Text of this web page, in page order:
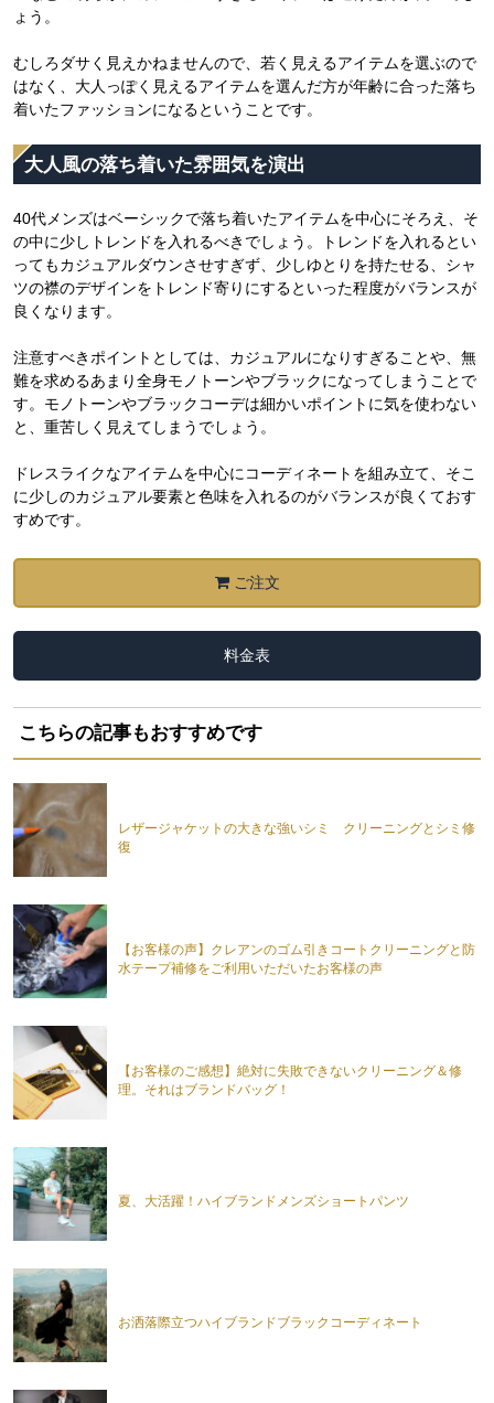
ょう。
むしろダサく見えかねませんので、若く見えるアイテムを選ぶので
はなく、大人っぽく見えるアイテムを選んだ方が年齢に合った落ち
着いたファッションになるということです。
大人風の落ち着いた雰囲気を演出
40代メンズはベーシックで落ち着いたアイテムを中心にそろえ、そ
の中に少しトレンドを入れるべきでしょう。トレンドを入れるとい
ってもカジュアルダウンさせすぎず、少しゆとりを持たせる、シャ
ツの襟のデザインをトレンド寄りにするといった程度がバランスが
良くなります。
注意すべきポイントとしては、カジュアルになりすぎることや、無
難を求めるあまり全身モノトーンやブラックになってしまうことで
す。モノトーンやブラックコーデは細かいポイントに気を使わない
と、重苦しく見えてしまうでしょう。
ドレスライクなアイテムを中心にコーディネートを組み立て、そこ
に少しのカジュアル要素と色味を入れるのがバランスが良くておす
すめです。
ご注文
料金表
こちらの記事もおすすめです
レザージャケットの大きな強いシミ クリーニングとシミ修
復
【お客様の声】クレアンのゴム引きコートクリーニングと防
水テープ補修をご利用いただいたお客様の声
【お客様のご感想】絶対に失敗できないクリーニング＆修
理。それはブランドバッグ！
夏、大活躍！ハイブランドメンズショートパンツ
お洒落際立つハイブランドブラックコーディネート